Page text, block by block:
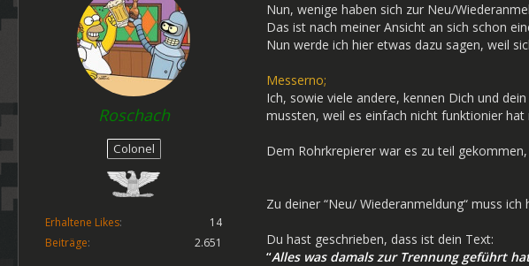
Roschach
Colonel
Erhaltene Likes
14
Beiträge
2.651
Nun, wenige haben sich zur Neu/
Das ist nach meiner Ansicht an sich schon
Nun werde ich hier etwas dazu sagen, weil
Messerno;
Ich, sowie viele andere, kennen Dich und
mussten, weil es einfach nicht funktionier
Dem Rohrkrepierer war es zu teil
Zu deiner “Neu/ Wiederanmeldung“ muss
Du hast geschrieben, dass ist dein Text:
“Alles was damals zur Trennung geführt